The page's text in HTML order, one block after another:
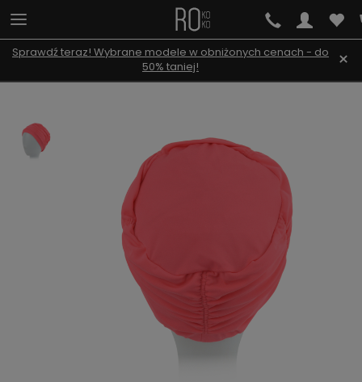
Sprawdź teraz! Wybrane modele w obniżonych cenach - do
50% taniej!
×